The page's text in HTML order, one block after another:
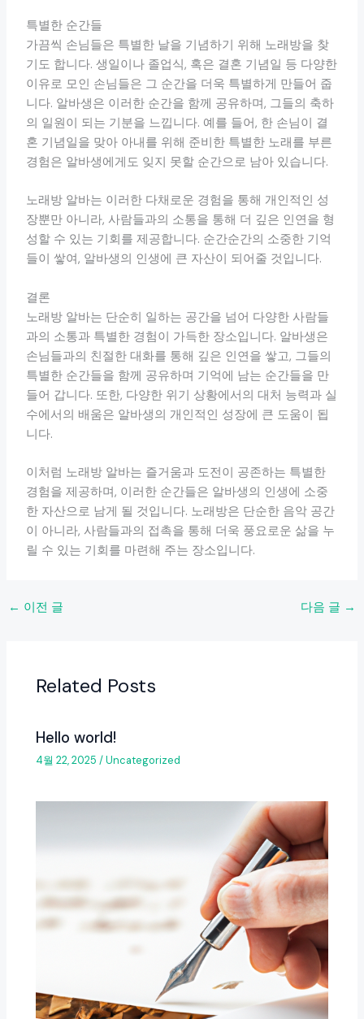
특별한 순간들
가끔씩 손님들은 특별한 날을 기념하기 위해 노래방을 찾
기도 합니다. 생일이나 졸업식, 혹은 결혼 기념일 등 다양한
이유로 모인 손님들은 그 순간을 더욱 특별하게 만들어 줍
니다. 알바생은 이러한 순간을 함께 공유하며, 그들의 축하
의 일원이 되는 기분을 느낍니다. 예를 들어, 한 손님이 결
혼 기념일을 맞아 아내를 위해 준비한 특별한 노래를 부른
경험은 알바생에게도 잊지 못할 순간으로 남아 있습니다.
노래방 알바는 이러한 다채로운 경험을 통해 개인적인 성
장뿐만 아니라, 사람들과의 소통을 통해 더 깊은 인연을 형
성할 수 있는 기회를 제공합니다. 순간순간의 소중한 기억
들이 쌓여, 알바생의 인생에 큰 자산이 되어줄 것입니다.
결론
노래방 알바는 단순히 일하는 공간을 넘어 다양한 사람들
과의 소통과 특별한 경험이 가득한 장소입니다. 알바생은
손님들과의 친절한 대화를 통해 깊은 인연을 쌓고, 그들의
특별한 순간들을 함께 공유하며 기억에 남는 순간들을 만
들어 갑니다. 또한, 다양한 위기 상황에서의 대처 능력과 실
수에서의 배움은 알바생의 개인적인 성장에 큰 도움이 됩
니다.
이처럼 노래방 알바는 즐거움과 도전이 공존하는 특별한
경험을 제공하며, 이러한 순간들은 알바생의 인생에 소중
한 자산으로 남게 될 것입니다. 노래방은 단순한 음악 공간
이 아니라, 사람들과의 접촉을 통해 더욱 풍요로운 삶을 누
릴 수 있는 기회를 마련해 주는 장소입니다.
← 이전 글 다음 글 →
Related Posts
Hello world!
4월 22, 2025/Uncategorized